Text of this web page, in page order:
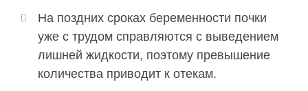
На поздних сроках беременности почки
уже с трудом справляются с выведением
лишней жидкости, поэтому превышение
количества приводит к отекам.